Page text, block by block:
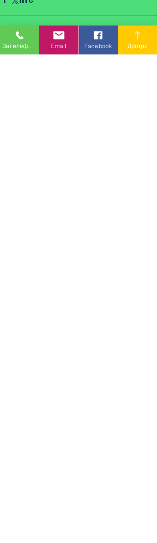
Останні пости Дивитися всі
Email Facebook Догори